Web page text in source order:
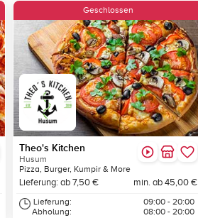
Geschlossen
Theo's Kitchen
Husum
Pizza, Burger, Kumpir & More
Lieferung: ab 7,50 € min. ab 45,00 €
Lieferung:
Abholung:
09:00 - 20:00
08:00 - 20:00